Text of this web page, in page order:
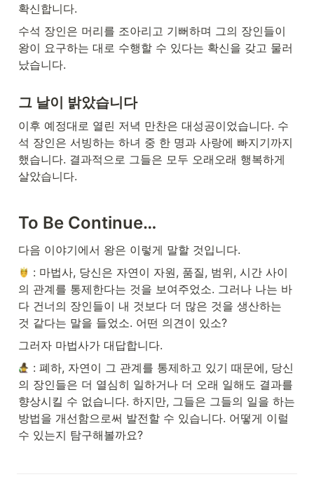
확신합니다.
수석 장인은 머리를 조아리고 기뻐하며 그의 장인들이
왕이 요구하는 대로 수행할 수 있다는 확신을 갖고 물러
났습니다.
그 날이 밝았습니다
이후 예정대로 열린 저녁 만찬은 대성공이었습니다. 수
석 장인은 서빙하는 하녀 중 한 명과 사랑에 빠지기까지
했습니다. 결과적으로 그들은 모두 오래오래 행복하게
살았습니다.
To Be Continue…
다음 이야기에서 왕은 이렇게 말할 것입니다.
: 마법사, 당신은 자연이 자원, 품질, 범위, 시간 사이
의 관계를 통제한다는 것을 보여주었소. 그러나 나는 바
다 건너의 장인들이 내 것보다 더 많은 것을 생산하는
것 같다는 말을 들었소. 어떤 의견이 있소?
그러자 마법사가 대답합니다.
: 폐하, 자연이 그 관계를 통제하고 있기 때문에, 당신
의 장인들은 더 열심히 일하거나 더 오래 일해도 결과를
향상시킬 수 없습니다. 하지만, 그들은 그들의 일을 하는
방법을 개선함으로써 발전할 수 있습니다. 어떻게 이럴
수 있는지 탐구해볼까요?